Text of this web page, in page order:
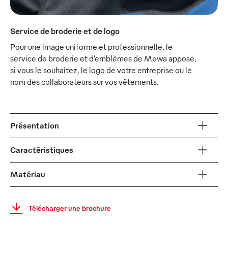
Service de broderie et de logo
Pour une image uniforme et professionnelle, le
service de broderie et d’emblèmes de Mewa appose,
si vous le souhaitez, le logo de votre entreprise ou le
nom des collaborateurs sur vos vêtements.
Présentation
Caractéristiques
Matériau
Télécharger une brochure